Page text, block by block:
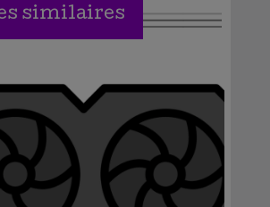
similaires